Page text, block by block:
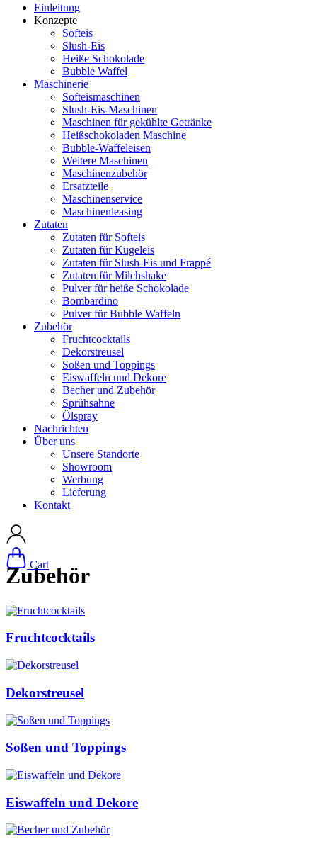
Einleitung
Konzepte
Softeis
Slush-Eis
Heiße Schokolade
Bubble Waffel
Maschinerie
Softeismaschinen
Slush-Eis-Maschinen
Maschinen für gekühlte Getränke
Heißschokoladen Maschine
Bubble-Waffeleisen
Weitere Maschinen
Maschinenzubehör
Ersatzteile
Maschinenservice
Maschinenleasing
Zutaten
Zutaten für Softeis
Zutaten für Kugeleis
Zutaten für Slush-Eis und Frappé
Zutaten für Milchshake
Pulver für heiße Schokolade
Bombardino
Pulver für Bubble Waffeln
Zubehör
Fruchtcocktails
Dekorstreusel
Soßen und Toppings
Eiswaffeln und Dekore
Becher und Zubehör
Sprühsahne
Ölspray
Nachrichten
Über uns
Unsere Standorte
Showroom
Werbung
Lieferung
Kontakt
Cart
Zubehör
Fruchtcocktails
Dekorstreusel
Soßen und Toppings
Eiswaffeln und Dekore